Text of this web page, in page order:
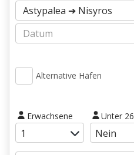
Alternative Häfen
Erwachsene Unter 26